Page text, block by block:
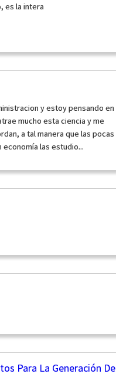
es la intera
y estoy pensando en
mucho esta ciencia y me
a tal manera que las pocas
las estudio...
Para La Generación De